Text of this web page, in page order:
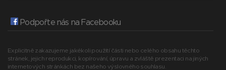
Podpořte nás na Facebooku
Explicitně zakazujeme jakékoli použití části nebo celého obsahu těchto
stránek, jejich reprodukci, kopírování, úpravu a zvláště prezentaci na jiných
internetových stránkách bez našeho výslovného souhlasu.